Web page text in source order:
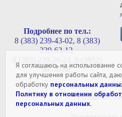
Я соглашаюсь на использование
для улучшения работы сайта, даю
обработку персональных
Политику в отношении
персональных данных.
Подробнее по тел.:
8 (383) 239-43-02, 8 (383)
239-63-13
98-36-86
Создание